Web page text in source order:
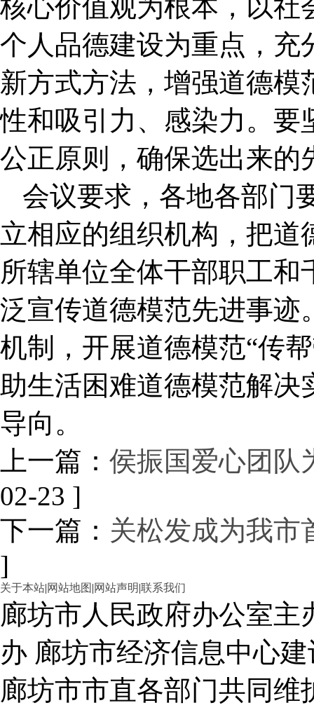
核心价值观为根本，以社
个人品德建设为重点，充
新方式方法，增强道德
性和吸引力、感染力。要
公正原则，确保选出来的
会议要求，各地各部门
立相应的组织机构，把
所辖单位全体干部职工
泛宣传道德模范先进事迹
机制，开展道德模范“传
助生活困难道德模范解决
导向。
上一篇： 侯振国爱心团队
02-23 ]
下一篇： 关松发成为我市
]
关于本站|网站地图 |网站声明|联系我们
廊坊市人民政府办公室
办 廊坊市经济信息中心建
廊坊市市直各部门共同